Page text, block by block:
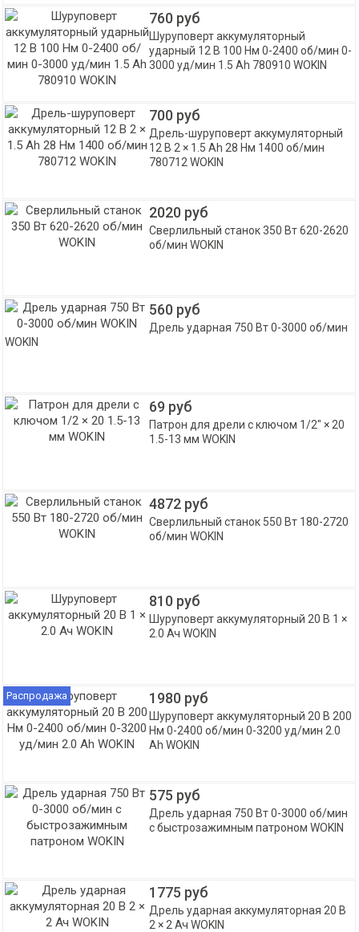
760 руб
Шуруповерт аккумуляторный
ударный 12 В 100 Нм 0-2400 об/мин 0-
3000 уд/мин 1.5 Ah 780910 WOKIN
700 руб
Дрель-шуруповерт аккумуляторный
12 В 2 × 1.5 Ah 28 Нм 1400 об/мин
780712 WOKIN
2020 руб
Сверлильный станок 350 Вт 620-2620
об/мин WOKIN
560 руб
Дрель ударная 750 Вт 0-3000 об/мин
WOKIN
69 руб
Патрон для дрели с ключом 1/2" × 20
1.5-13 мм WOKIN
4872 руб
Сверлильный станок 550 Вт 180-2720
об/мин WOKIN
810 руб
Шуруповерт аккумуляторный 20 В 1 ×
2.0 Ач WOKIN
Распродажа 1980 руб
Шуруповерт аккумуляторный 20 В 200
Нм 0-2400 об/мин 0-3200 уд/мин 2.0
Ah WOKIN
575 руб
Дрель ударная 750 Вт 0-3000 об/мин
с быстрозажимным патроном WOKIN
1775 руб
Дрель ударная аккумуляторная 20 В
2 × 2 Ач WOKIN